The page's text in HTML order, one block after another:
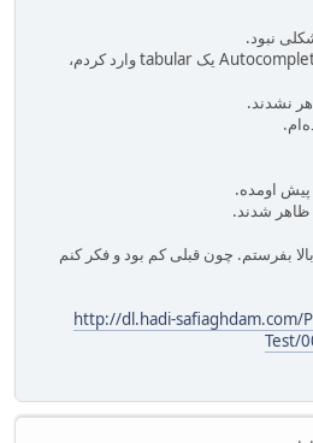
وقتی خط ۴۹۷ با استفاده از Autocomplete یک tabular وارد کردم،
اومده.
ظاهر شدند.
بفرستم. چون قبلی کم بود و فکر کنم
http://dl.hadi-safiaghdam.com/
Test/